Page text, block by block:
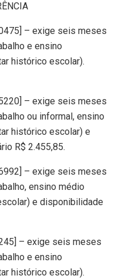
– exige seis meses
e ensino
histórico escolar).
– exige seis meses
ou informal, ensino
histórico escolar) e
R$ 2.455,85.
– exige seis meses
ensino médio
e disponibilidade
– exige seis meses
e ensino
histórico escolar).